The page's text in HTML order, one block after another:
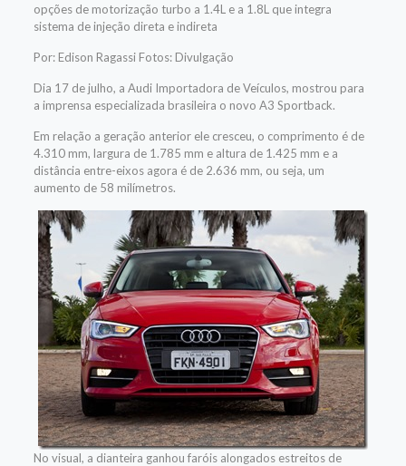
opções de motorização turbo a 1.4L e a 1.8L que integra
sistema de injeção direta e indireta
Por: Edison Ragassi Fotos: Divulgação
Dia 17 de julho, a Audi Importadora de Veículos, mostrou para
a imprensa especializada brasileira o novo A3 Sportback.
Em relação a geração anterior ele cresceu, o comprimento é de
4.310 mm, largura de 1.785 mm e altura de 1.425 mm e a
distância entre-eixos agora é de 2.636 mm, ou seja, um
aumento de 58 milímetros.
No visual, a dianteira ganhou faróis alongados estreitos de